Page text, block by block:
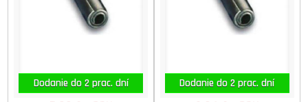
Dodanie do 2 prac. dní Dodanie do 2 prac. dní